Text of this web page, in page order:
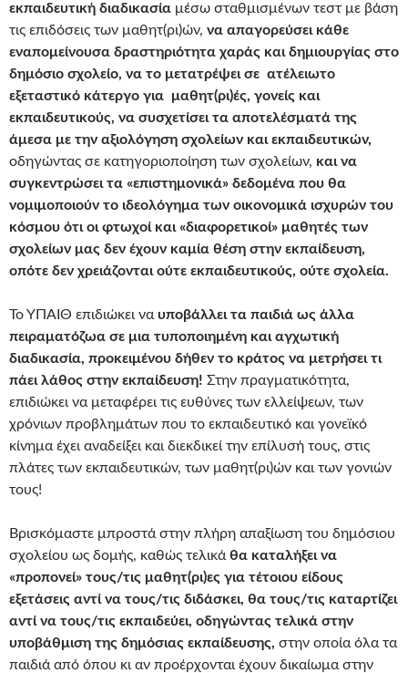
εκπαιδευτική διαδικασία μέσω σταθμισμένων τεστ με βάση
τις επιδόσεις των μαθητ(ρι)ών, να απαγορεύσει κάθε
εναπομείνουσα δραστηριότητα χαράς και δημιουργίας στο
δημόσιο σχολείο, να το μετατρέψει σε ατέλειωτο
εξεταστικό κάτεργο για μαθητ(ρι)ές, γονείς και
εκπαιδευτικούς, να συσχετίσει τα αποτελέσματά της
άμεσα με την αξιολόγηση σχολείων και εκπαιδευτικών,
οδηγώντας σε κατηγοριοποίηση των σχολείων, και να
συγκεντρώσει τα «επιστημονικά» δεδομένα που θα
νομιμοποιούν το ιδεολόγημα των οικονομικά ισχυρών του
κόσμου ότι οι φτωχοί και «διαφορετικοί» μαθητές των
σχολείων μας δεν έχουν καμία θέση στην εκπαίδευση,
οπότε δεν χρειάζονται ούτε εκπαιδευτικούς, ούτε σχολεία.
Το ΥΠΑΙΘ επιδιώκει να υποβάλλει τα παιδιά ως άλλα
πειραματόζωα σε μια τυποποιημένη και αγχωτική
διαδικασία, προκειμένου δήθεν το κράτος να μετρήσει τι
πάει λάθος στην εκπαίδευση! Στην πραγματικότητα,
επιδιώκει να μεταφέρει τις ευθύνες των ελλείψεων, των
χρόνιων προβλημάτων που το εκπαιδευτικό και γονεϊκό
κίνημα έχει αναδείξει και διεκδικεί την επίλυσή τους, στις
πλάτες των εκπαιδευτικών, των μαθητ(ρι)ών και των γονιών
τους!
Βρισκόμαστε μπροστά στην πλήρη απαξίωση του δημόσιου
σχολείου ως δομής, καθώς τελικά θα καταλήξει να
«προπονεί» τους/τις μαθητ(ρι)ες για τέτοιου είδους
εξετάσεις αντί να τους/τις διδάσκει, θα τους/τις καταρτίζει
αντί να τους/τις εκπαιδεύει, οδηγώντας τελικά στην
υποβάθμιση της δημόσιας εκπαίδευσης, στην οποία όλα τα
παιδιά από όπου κι αν προέρχονται έχουν δικαίωμα στην